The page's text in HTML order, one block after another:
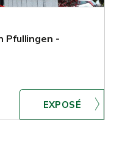
Pfullingen -